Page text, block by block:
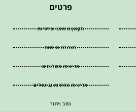
פרטים
תקנון שימוש ופרטיות
הצהרת נגישות
מדיניות משלוחים
מדיניות החזרות וביטולים
כתב ויתור